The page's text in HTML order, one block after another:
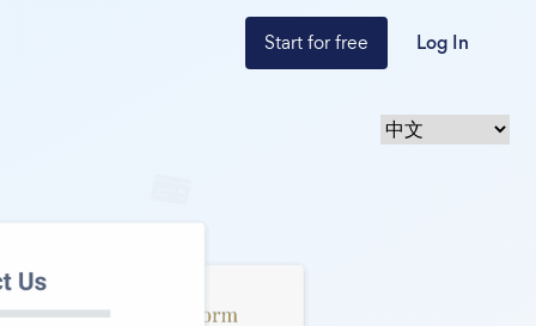
Start for free Log In